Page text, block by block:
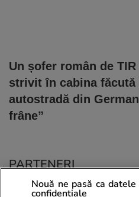
Un șofer român de
strivit în cabina făcută
autostradă din
frâne”
PARTENERI
Nouă ne pasă ca
confidențiale